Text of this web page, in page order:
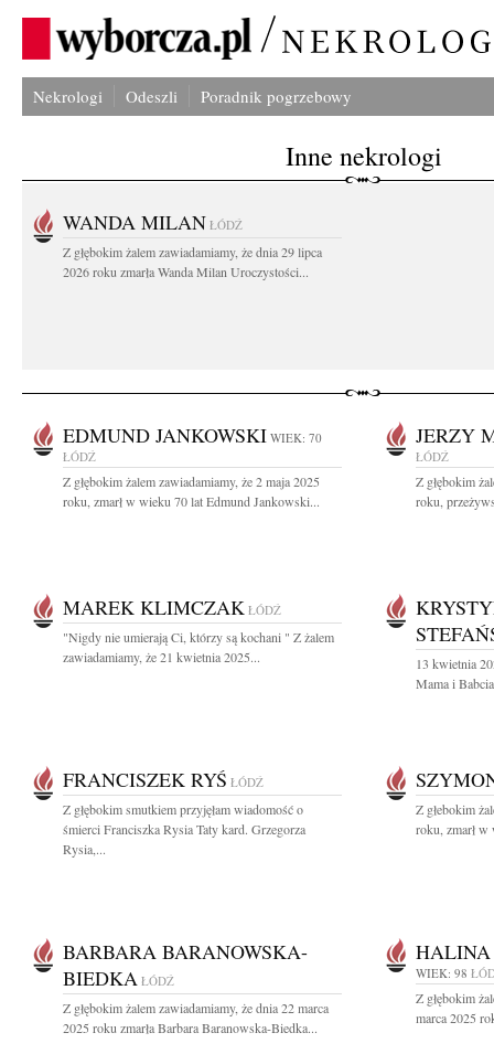
Nekrologi Odeszli Poradnik pogrzebowy
Inne nekrologi
WANDA MILAN ŁÓDŹ
Z głębokim żalem zawiadamiamy, że dnia 29 lipca
2026 roku zmarła Wanda Milan Uroczystości...
EDMUND JANKOWSKI WIEK: 70
ŁÓDŹ
Z głębokim żalem zawiadamiamy, że 2 maja 2025
roku, zmarł w wieku 70 lat Edmund Jankowski...
JERZY
ŁÓDŹ
Z głębokim
roku,
MAREK KLIMCZAK ŁÓDŹ
"Nigdy nie umierają Ci, którzy są kochani " Z żalem
zawiadamiamy, że 21 kwietnia 2025...
13 kwietnia
Mama i
FRANCISZEK RYŚ ŁÓDŹ
Z głębokim smutkiem przyjęłam wiadomość o
śmierci Franciszka Rysia Taty kard. Grzegorza
Rysia,...
Z głebokim
roku, zmarł
BARBARA BARANOWSKA-
BIEDKA ŁÓDŹ
Z głębokim żalem zawiadamiamy, że dnia 22 marca
2025 roku zmarła Barbara Baranowska-Biedka...
HALINA
WIEK: 98
Z głębokim
marca 2025